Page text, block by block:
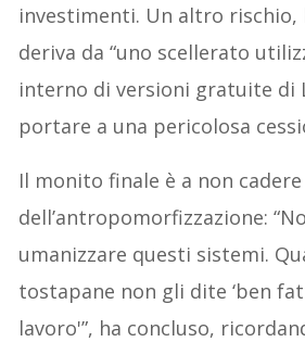
investimenti. Un altro rischio,
deriva da “uno scellerato
interno di versioni gratuite di
portare a una pericolosa
Il monito finale è a non
dell’antropomorfizzazione:
umanizzare questi sistemi.
tostapane non gli dite ‘ben
lavoro'”, ha concluso,